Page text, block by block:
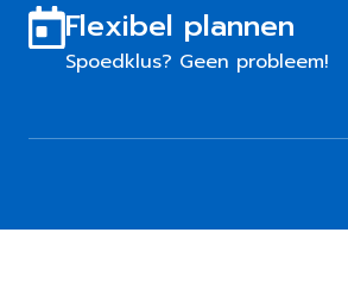
Flexibel plannen
Spoedklus? Geen probleem!